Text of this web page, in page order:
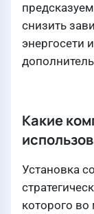
снизить
энергосети
Какие
Установка
которого